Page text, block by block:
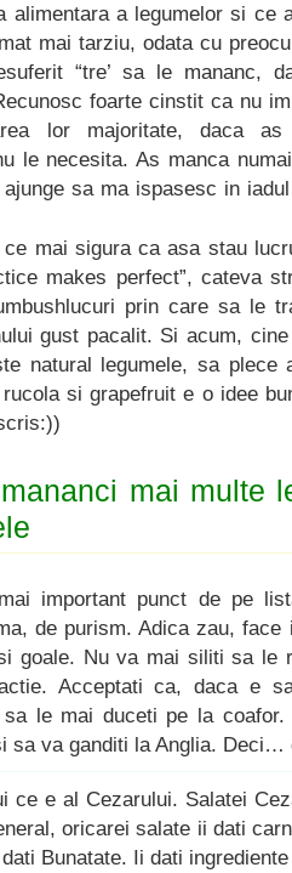
alimentara a legumelor si ce
mai tarziu, odata cu
“tre’ sa le mananc,
foarte cinstit ca nu
lor majoritate, daca
le necesita. As manca
sa ma ispasesc in
mai sigura ca asa stau
makes perfect”, cateva
prin care sa le
gust pacalit. Si acum,
natural legumele, sa
rucola si grapefruit e o idee
mai multe
important punct de pe
de purism. Adica zau,
goale. Nu va mai siliti sa le
Acceptati ca, daca e
sa le mai duceti pe la
sa va ganditi la Anglia. Deci…
ce e al Cezarului. Salatei
oricarei salate ii dati
Bunatate. Ii dati